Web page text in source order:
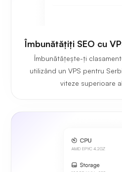
Îmbunătățiți SEO cu
Îmbunătățește-ți
utilizând un VPS pentru
viteze superioare